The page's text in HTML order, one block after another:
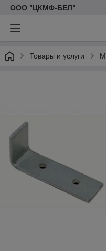
ООО "ЦКМФ-БЕЛ"
Товары и услуги